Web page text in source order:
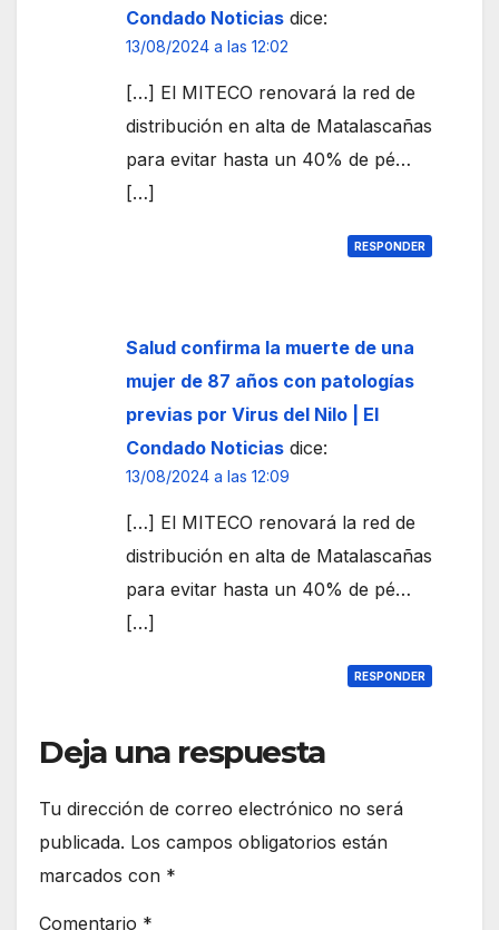
Condado Noticias dice:
13/08/2024 a las 12:02
[…] El MITECO renovará la red de
distribución en alta de Matalascañas
para evitar hasta un 40% de pé…
[…]
RESPONDER
Salud confirma la muerte de una
mujer de 87 años con patologías
previas por Virus del Nilo | El
Condado Noticias dice:
13/08/2024 a las 12:09
[…] El MITECO renovará la red de
distribución en alta de Matalascañas
para evitar hasta un 40% de pé…
[…]
RESPONDER
Deja una respuesta
Tu dirección de correo electrónico no será
publicada. Los campos obligatorios están
marcados con *
Comentario *